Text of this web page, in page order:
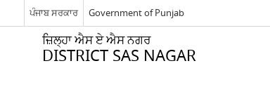
ਪੰਜਾਬ ਸਰਕਾਰ Government of Punjab
ਜ਼ਿਲ੍ਹਾ ਐਸ ਏ ਐਸ ਨਗਰ
DISTRICT SAS NAGAR